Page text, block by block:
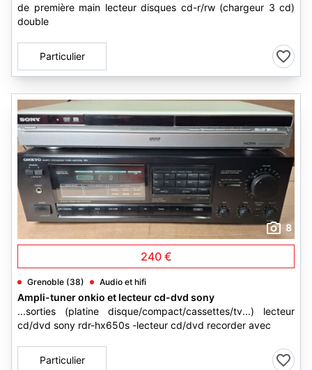
de première main lecteur disques cd-r/rw (chargeur 3 cd)
double
Particulier
8
240 €
Grenoble (38) Audio et hifi
Ampli-tuner onkio et lecteur cd-dvd sony
...sorties (platine disque/compact/cassettes/tv...) lecteur
cd/dvd sony rdr-hx650s -lecteur cd/dvd recorder avec
Particulier